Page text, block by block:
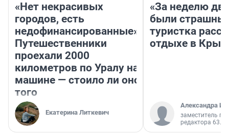
«Нет некрасивых
городов, есть
недофинансированные».
Путешественники
проехали 2000
километров по Уралу на
машине — стоило ли оно
того
Екатерина Литкевич
«За неделю
были
туристка
отдыхе в
Александра
заместитель
редактора 63.RU